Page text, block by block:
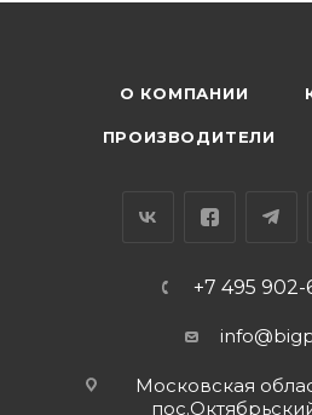
О КОМПАНИИ
ПРОИЗВОДИТЕЛИ
+7 495 902-
Московская